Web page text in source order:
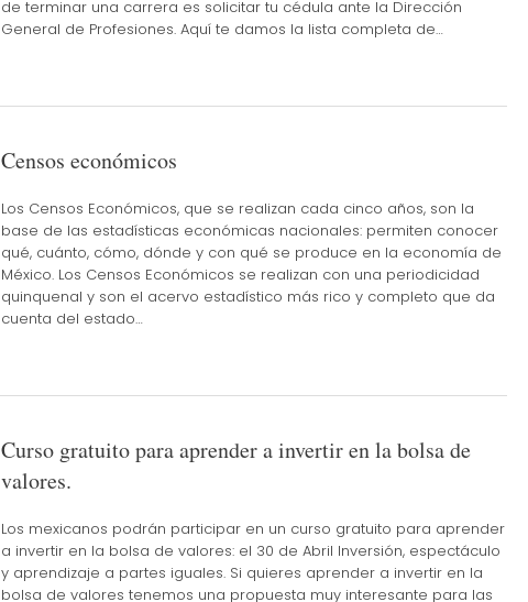
de terminar una carrera es solicitar tu cédula ante la Dirección
General de Profesiones. Aquí te damos la lista completa de…
Censos económicos
Los Censos Económicos, que se realizan cada cinco años, son la
base de las estadísticas económicas nacionales: permiten conocer
qué, cuánto, cómo, dónde y con qué se produce en la economía de
México. Los Censos Económicos se realizan con una periodicidad
quinquenal y son el acervo estadístico más rico y completo que da
cuenta del estado…
Curso gratuito para aprender a invertir en la bolsa de
valores.
Los mexicanos podrán participar en un curso gratuito para aprender
a invertir en la bolsa de valores: el 30 de Abril Inversión, espectáculo
y aprendizaje a partes iguales. Si quieres aprender a invertir en la
bolsa de valores tenemos una propuesta muy interesante para las